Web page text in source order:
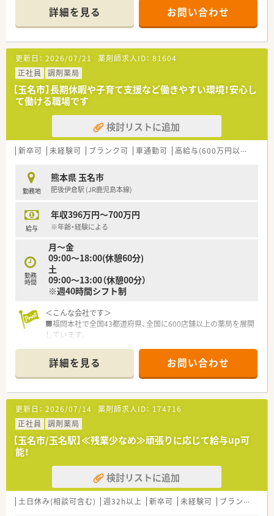
＊------------------------------------------＊
【店舗情報と応需状況について】
■熊本県玉名市に位置しており最寄り駅の玉名駅から車で10分
ほどの距離にある調剤薬局です。
■近隣の医療機関から主に内科や消化器科の処方箋を1日平均
42枚ほど応需しております。
■開局時間は平日の18時までで土曜日は13時までのため、無理
のないスケジュールで働けます。
【募集背景と求める人物像について】
■今後の安定した店舗運営と体制強化を見据えて、正社員として
長く活躍できる方を定期採用します。
■年齢は45歳以下の方を対象としており、第二新卒の方や新婚
の方からのご応募も歓迎しています。
に寄り添った対応ができる方を求めます。
【法人特徴について】
幅広く展開している大手のチェーン企業です。
■医療機関の開業支援も行うことで良好な関係を築いており、積
■健康サポート薬局の届出数が全国1位の実績を誇り、地域に貢
献するかかりつけ薬局を目指しています。
【求人情報について】
■正社員での雇用形態となり、ご経験やスキルを最大限に考慮し
■昇給は年1回の勤務成績に基づき実施され、賞与は年2回で約
3.6ヶ月分の高い支給目安があります。
■月額最大7万円の地域手当や薬剤師手当、家族手当など大手法
人ならではの手厚い諸手当が揃っています。
詳細を見る お問い合わせ
更新日： 2026/07/21 薬剤師求人ID： 81604
正社員
調剤薬局
【玉名市】長期休暇や子育て支援など働きやすい環境！安心し
て働ける職場です
検討リストに追加
新卒可 未経験可 ブランク可 車通勤可 高給与(600万円以上)
勤務地
熊本県 玉名市
肥後伊倉駅 (JR鹿児島本線)
給与
年収396万円～700万円
※年齢・経験による
勤務
時間
月～金
09:00～18:00(休憩60分)
土
09:00～13:00（休憩00分）
※週40時間シフト制
＜こんな会社です＞
■福岡本社で全国43都道府県、全国に600店舗以上の薬局を展開
しています。
コミュニケーションを図っています。
■全国転勤がないエリア社員もありますので、地元で長く勤務す
る事も可能です。
（異動・転勤について）
①全国勤務社員：全店舗を対象とした異動が可能な社員
②エリア社員：限定した地区内での転居を伴う異動が可能な社員
③薬剤師職Ⅲ（ローカル社員）：転居を伴う異動がない社員から選
択可能です。
※①②は借上社宅が適用、③は住宅補助手当もございます。
＜休暇制度・福利厚生も充実です＞
■正社員であれば有給は入社時から付与。勤務年数に応じて最
大20日付与がございます。
■連続休暇制度、メモリアル休暇、サポート休暇、ボランティア
詳細を見る お問い合わせ
更新日： 2026/07/14 薬剤師求人ID： 174716
正社員
調剤薬局
【玉名市/玉名駅】≪残業少なめ≫頑張りに応じて給与up可
能！
検討リストに追加
土日休み(相談可含む) 週32h以上 新卒可 未経験可 ブランク可